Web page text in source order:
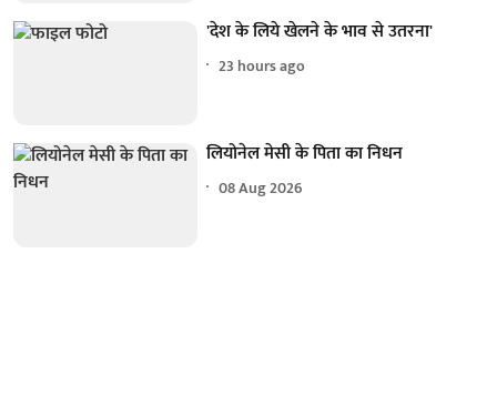
'देश के लिये खेलने के भाव से उतरना'
23 hours ago
लियोनेल मेसी के पिता का निधन
08 Aug 2026